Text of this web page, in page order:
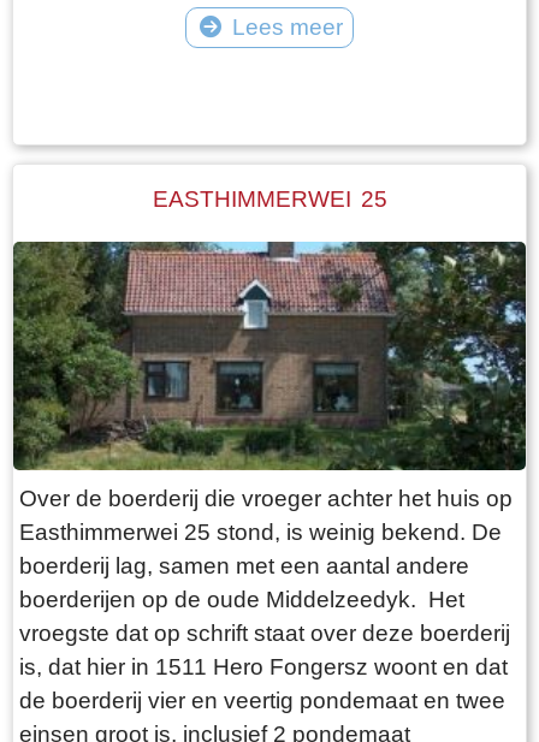
Folsgaasteropvaart. Een kreek die hierop uit
komt, is de oude opvaart naar de boerderij. Bij
Walma State is één van de boerderijen op deze
zwanenjacht. Op oude kaarten staat naast de
boerderij nog een wier. In 1511 wordt er nog een
stinsgracht genoemd. Uit het Register van
aanbreng van 1511 blijkt dat Epa Ighaz “eijgen
geërffd” eigenaar is en Albert Hoytes pachtboer
op de grootste boerderij onder Folsgara. De
boerderij omvat dan LXXX (80) ponden land,
waarvan “36 ponden Hooijland, 31 ponden
Grasland en 7 ponden Reijdland”. Het land ten
zuiden van de boerderij wordt het “lege meden”
genoemd, waaraan het rijeedmeer (rietmeer) ligt.
Het rijeedland (rietland) ligt tegen de “die grote
Rien”. Verder is er nog “6 ponden saedlant
leggende, om ende om op ende an Epas vors.
stins graft”. Deze stinsgracht omsloot de
Lees meer
EASTHIMMERWEI 25
Over de boerderij die vroeger achter het huis op
Easthimmerwei 25 stond, is weinig bekend. De
boerderij lag, samen met een aantal andere
boerderijen op de oude Middelzeedyk. Het
vroegste dat op schrift staat over deze boerderij
is, dat hier in 1511 Hero Fongersz woont en dat
de boerderij vier en veertig pondemaat en twee
einsen groot is, inclusief 2 pondemaat